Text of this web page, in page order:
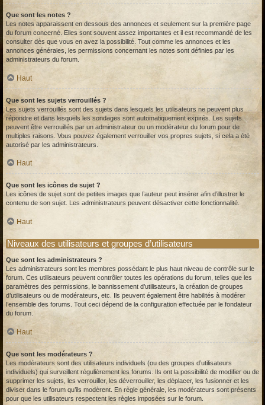
Que sont les notes ?
Les notes apparaissent en dessous des annonces et seulement sur la première page
du forum concerné. Elles sont souvent assez importantes et il est recommandé de les
consulter dès que vous en avez la possibilité. Tout comme les annonces et les
annonces générales, les permissions concernant les notes sont définies par les
administrateurs du forum.
Haut
Que sont les sujets verrouillés ?
Les sujets verrouillés sont des sujets dans lesquels les utilisateurs ne peuvent plus
répondre et dans lesquels les sondages sont automatiquement expirés. Les sujets
peuvent être verrouillés par un administrateur ou un modérateur du forum pour de
multiples raisons. Vous pouvez également verrouiller vos propres sujets, si cela a été
autorisé par les administrateurs.
Haut
Que sont les icônes de sujet ?
Les icônes de sujet sont de petites images que l’auteur peut insérer afin d’illustrer le
contenu de son sujet. Les administrateurs peuvent désactiver cette fonctionnalité.
Haut
Niveaux des utilisateurs et groupes d’utilisateurs
Que sont les administrateurs ?
Les administrateurs sont les membres possédant le plus haut niveau de contrôle sur le
forum. Ces utilisateurs peuvent contrôler toutes les opérations du forum, telles que les
paramètres des permissions, le bannissement d’utilisateurs, la création de groupes
d’utilisateurs ou de modérateurs, etc. Ils peuvent également être habilités à modérer
l’ensemble des forums. Tout ceci dépend de la configuration effectuée par le fondateur
du forum.
Haut
Que sont les modérateurs ?
Les modérateurs sont des utilisateurs individuels (ou des groupes d’utilisateurs
individuels) qui surveillent régulièrement les forums. Ils ont la possibilité de modifier ou de
supprimer les sujets, les verrouiller, les déverrouiller, les déplacer, les fusionner et les
diviser dans le forum qu’ils modèrent. En règle générale, les modérateurs sont présents
pour que les utilisateurs respectent les règles imposées sur le forum.